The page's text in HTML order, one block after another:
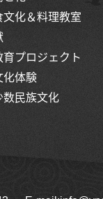
文化＆料理教室
育プロジェクト
化体験
数民族文化